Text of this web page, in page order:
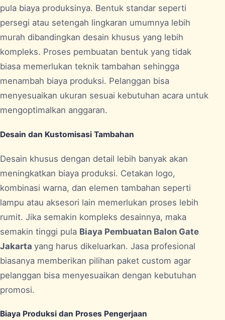
pula biaya produksinya. Bentuk standar seperti
persegi atau setengah lingkaran umumnya lebih
murah dibandingkan desain khusus yang lebih
kompleks. Proses pembuatan bentuk yang tidak
biasa memerlukan teknik tambahan sehingga
menambah biaya produksi. Pelanggan bisa
menyesuaikan ukuran sesuai kebutuhan acara untuk
mengoptimalkan anggaran.
Desain dan Kustomisasi Tambahan
Desain khusus dengan detail lebih banyak akan
meningkatkan biaya produksi. Cetakan logo,
kombinasi warna, dan elemen tambahan seperti
lampu atau aksesori lain memerlukan proses lebih
rumit. Jika semakin kompleks desainnya, maka
semakin tinggi pula Biaya Pembuatan Balon Gate
Jakarta yang harus dikeluarkan. Jasa profesional
biasanya memberikan pilihan paket custom agar
pelanggan bisa menyesuaikan dengan kebutuhan
promosi.
Biaya Produksi dan Proses Pengerjaan